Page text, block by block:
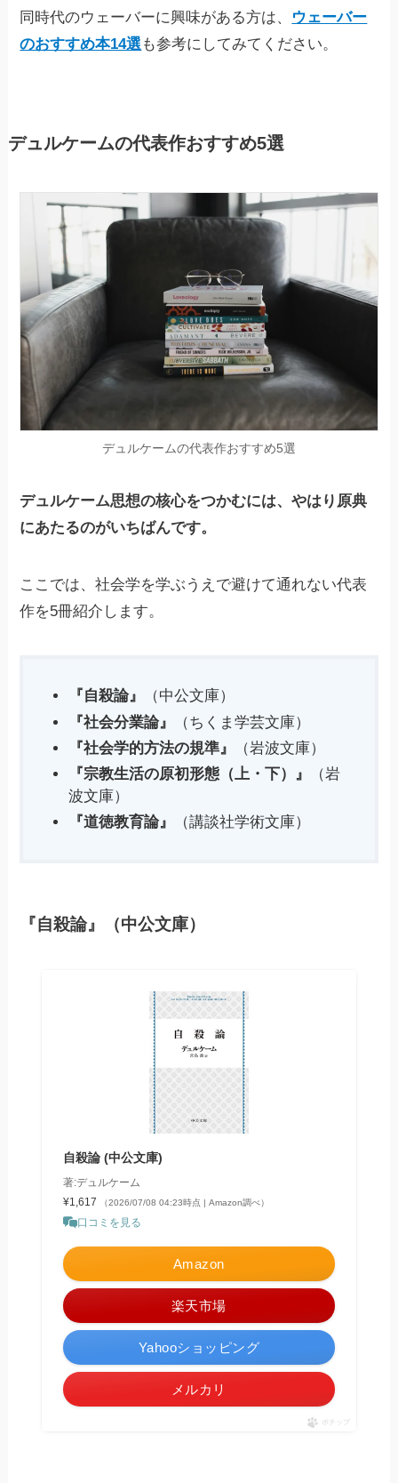
同時代のウェーバーに興味がある方は、 ウェーバー
のおすすめ本14選も参考にしてみてください。
デュルケームの代表作おすすめ5選
デュルケームの代表作おすすめ5選
デュルケーム思想の核心をつかむには、やはり原典
にあたるのがいちばんです。
ここでは、社会学を学ぶうえで避けて通れない代表
作を5冊紹介します。
『自殺論』
（中公文庫）
『社会分業論』
（ちくま学芸文庫）
『社会学的方法の規準』
（岩波文庫）
『宗教生活の原初形態（上・下）』
（岩
波文庫）
『道徳教育論』
（講談社学術文庫）
『自殺論』（中公文庫）
自殺論 (中公文庫)
著:デュルケーム
¥1,617
（2026/07/08 04:23時点 | Amazon調べ）
口コミを見る
Amazon
楽天市場
Yahooショッピング
メルカリ
ポチップ